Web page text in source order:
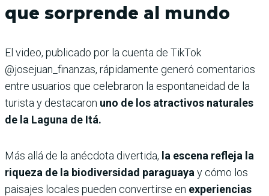
que sorprende al mundo
El video, publicado por la cuenta de TikTok
@josejuan_finanzas, rápidamente generó comentarios
entre usuarios que celebraron la espontaneidad de la
turista y destacaron uno de los atractivos naturales
de la Laguna de Itá.
Más allá de la anécdota divertida, la escena refleja la
riqueza de la biodiversidad paraguaya y cómo los
paisajes locales pueden convertirse en experiencias